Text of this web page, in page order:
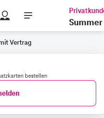
Shopping Cart
Summer
Vertrag
bestellen